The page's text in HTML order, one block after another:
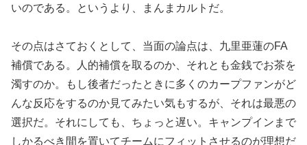
いのである。というより、まんまカルトだ。
その点はさておくとして、当面の論点は、九里亜蓮のFA
補償である。人的補償を取るのか、それとも金銭でお茶を
濁すのか。もし後者だったときに多くのカープファンがど
んな反応をするのか見てみたい気もするが、それは最悪の
選択だ。それにしても、ちょっと遅い。キャンプインまで
しかるべき間を置いてチームにフィットさせるのが理想だ